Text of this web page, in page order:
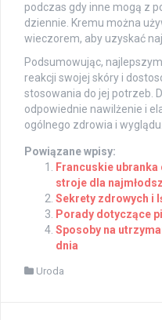
podczas gdy inne mogą z
dziennie. Kremu można
wieczorem, aby uzyskać
Podsumowując,
reakcji swojej skóry i
stosowania do jej potrzeb.
odpowiednie nawilżenie i
ogólnego zdrowia i wyglądu.
Powiązane wpisy:
Francuskie
stroje dla
Sekrety zdrowych i
Porady dotyczące
Sposoby na
dnia
Uroda